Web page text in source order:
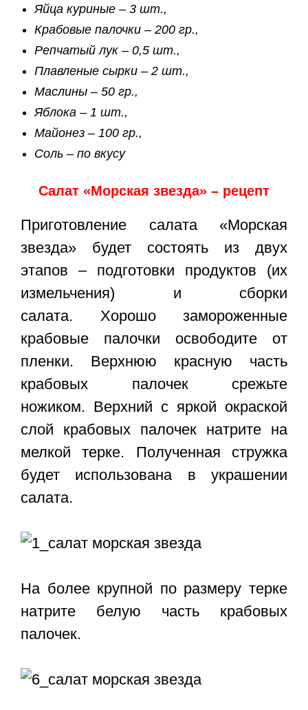
Яйца куриные – 3 шт.,
Крабовые палочки – 200 гр.,
Репчатый лук – 0,5 шт.,
Плавленые сырки – 2 шт.,
Маслины – 50 гр.,
Яблока – 1 шт.,
Майонез – 100 гр.,
Соль – по вкусу
Салат «Морская звезда» – рецепт
Приготовление салата «Морская
звезда» будет состоять из двух
этапов – подготовки продуктов (их
измельчения) и сборки
салата. Хорошо замороженные
крабовые палочки освободите от
пленки. Верхнюю красную часть
крабовых палочек срежьте
ножиком. Верхний с яркой окраской
слой крабовых палочек натрите на
мелкой терке. Полученная стружка
будет использована в украшении
салата.
На более крупной по размеру терке
натрите белую часть крабовых
палочек.